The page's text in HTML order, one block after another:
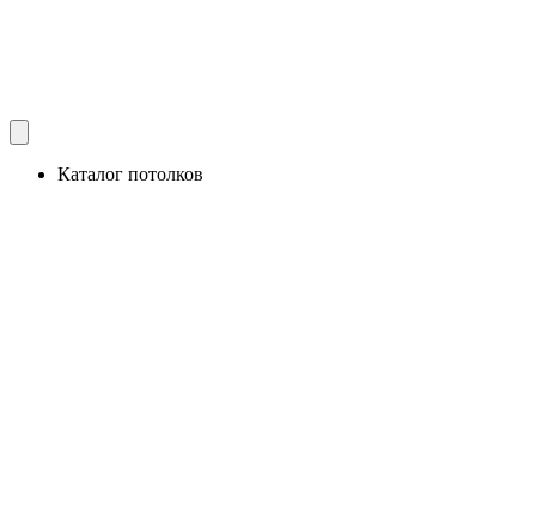
Каталог потолков